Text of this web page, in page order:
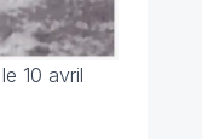
10 avril